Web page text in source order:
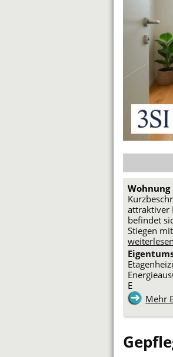
attraktiver
befindet
Stiegen
weiterlesen
E
Mehr